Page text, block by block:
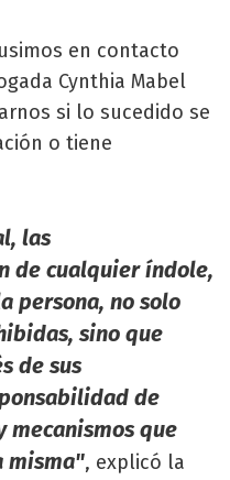
en contacto
Cynthia Mabel
si lo sucedido se
o tiene
las
de cualquier índole,
persona, no solo
sino que
de sus
de
mecanismos que
misma", explicó la